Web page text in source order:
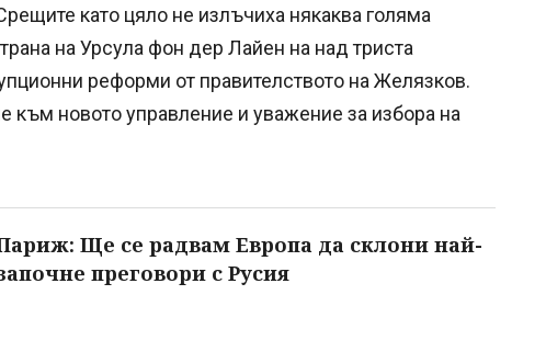
като цяло не излъчиха някаква голяма
на Урсула фон дер Лайен на над триста
реформи от правителството на Желязков.
към новото управление и уважение за избора на
Ще се радвам Европа да склони най-
преговори с Русия